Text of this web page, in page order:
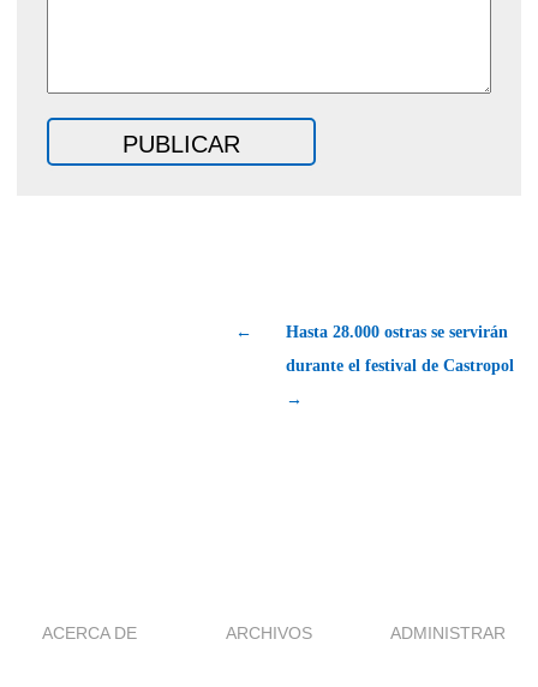
←
Hasta 28.000 ostras se servirán
durante el festival de Castropol
→
ACERCA DE ARCHIVOS ADMINISTRAR